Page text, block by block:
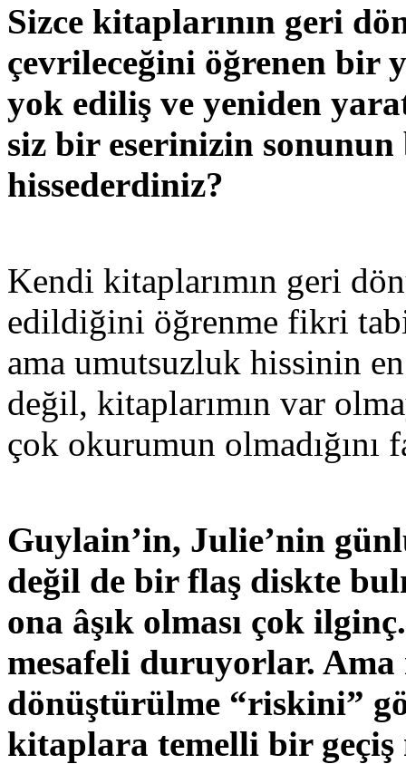
Sizce kitaplarının geri
çevrileceğini öğrenen bir
yok ediliş ve yeniden
siz bir eserinizin sonunun
hissederdiniz?
Kendi kitaplarımın geri
edildiğini öğrenme fikri
ama umutsuzluk hissinin
değil, kitaplarımın var
çok okurumun olmadığını
Guylain’in, Julie’nin
değil de bir flaş diskte
ona âşık olması çok
mesafeli duruyorlar.
dönüştürülme “riskini”
kitaplara temelli bir geçiş